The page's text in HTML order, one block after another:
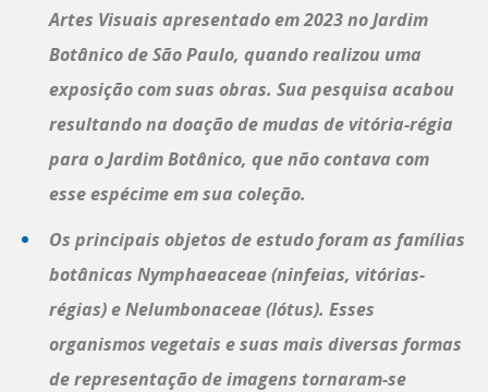
Artes Visuais apresentado em 2023 no Jardim
Botânico de São Paulo, quando realizou uma
exposição com suas obras. Sua pesquisa acabou
resultando na doação de mudas de vitória-régia
para o Jardim Botânico, que não contava com
esse espécime em sua coleção.
Os principais objetos de estudo foram as famílias
botânicas Nymphaeaceae (ninfeias, vitórias-
régias) e Nelumbonaceae (lótus). Esses
organismos vegetais e suas mais diversas formas
de representação de imagens tornaram-se